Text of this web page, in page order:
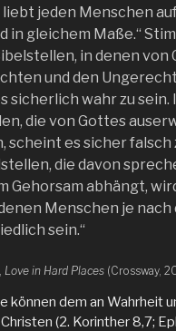
liebt jeden Menschen
in gleichem Maße.“
in denen von
und den
sicherlich wahr zu sein.
die von Gottes
scheint es sicher falsch
die davon
Gehorsam abhängt,
Menschen je nach
sein.“
Love in Hard Places (Crossway,
können dem an Wahrheit
(2. Korinther 8,7;